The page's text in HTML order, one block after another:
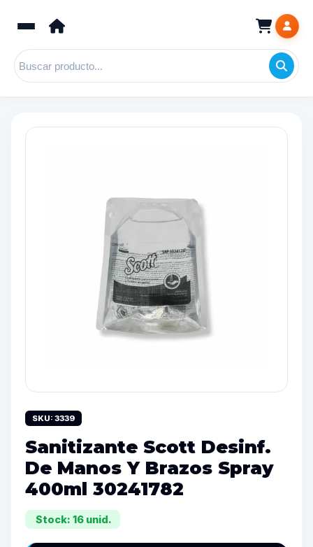
SKU: 3339
Sanitizante Scott Desinf.
De Manos Y Brazos Spray
400ml 30241782
Stock: 16 unid.